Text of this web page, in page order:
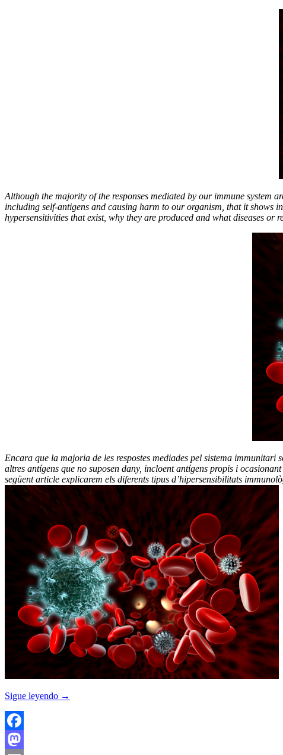
Although the majority of the responses mediated by our immune system
including self-antigens and causing harm to our organism, that it shows
hypersensitivities that exist, why they are produced and what diseases or
Encara que la majoria de les respostes mediades pel sistema
altres antígens que no suposen dany, incloent antígens propis i
següent article explicarem els diferents tipus d’hipersensibilitats
Sigue leyendo →
Facebook